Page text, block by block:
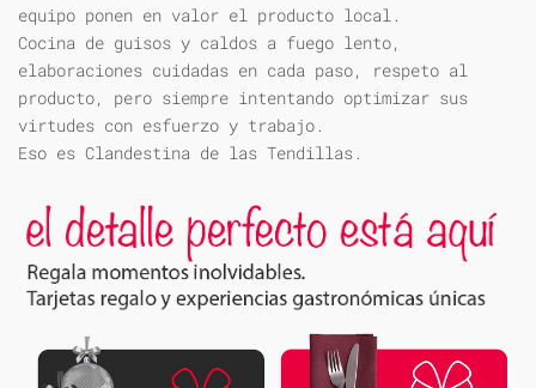
equipo ponen en valor el producto local.
Cocina de guisos y caldos a fuego lento,
elaboraciones cuidadas en cada paso, respeto al
producto, pero siempre intentando optimizar sus
virtudes con esfuerzo y trabajo.
Eso es Clandestina de las Tendillas.